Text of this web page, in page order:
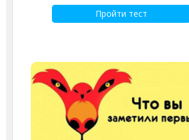
Пройти тест